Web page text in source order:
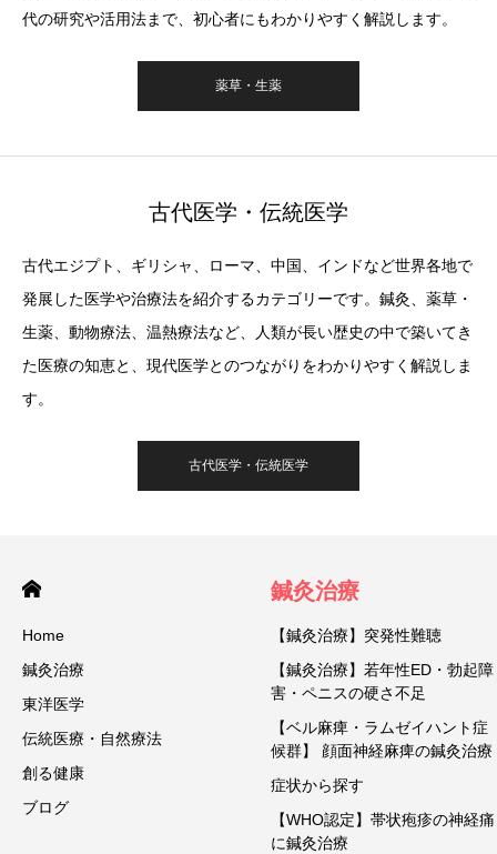
代の研究や活用法まで、初心者にもわかりやすく解説します。
薬草・生薬
古代医学・伝統医学
古代エジプト、ギリシャ、ローマ、中国、インドなど世界各地で
発展した医学や治療法を紹介するカテゴリーです。鍼灸、薬草・
生薬、動物療法、温熱療法など、人類が長い歴史の中で築いてき
た医療の知恵と、現代医学とのつながりをわかりやすく解説しま
す。
古代医学・伝統医学
Home
鍼灸治療
東洋医学
伝統医療・自然療法
創る健康
ブログ
鍼灸治療
【鍼灸治療】突発性難聴
【鍼灸治療】若年性ED・勃起障
害・ペニスの硬さ不足
【ベル麻痺・ラムゼイハント症
候群】 顔面神経麻痺の鍼灸治療
症状から探す
【WHO認定】帯状疱疹の神経痛
に鍼灸治療